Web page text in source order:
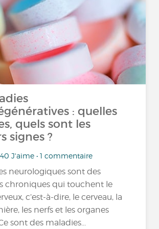
: quelles
quels sont les
signes ?
J'aime • 1 commentaire
neurologiques sont des
chroniques qui touchent le
c’est-à-dire, le cerveau, la
les nerfs et les organes
sont des maladies...